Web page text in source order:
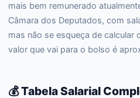
mais bem remunerado
Câmara dos Deputados, com
mas não se esqueça de calcular
valor que vai para o bolso é
💰 Tabela Salarial